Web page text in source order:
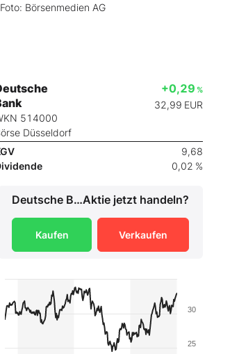
Foto: Börsenmedien AG
514000
Düsseldorf
+0,29 %
32,99 EUR
9,68
0,02 %
Deutsche BankAktie jetzt handeln?
Kaufen Verkaufen
25
30